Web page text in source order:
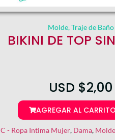
Molde,Traje de Baño
BIKINI DE TOP
USD $2,00
AGREGAR AL CARRITO
C - Ropa Intima Mujer, Dama, Molde